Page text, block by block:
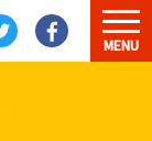
MENU